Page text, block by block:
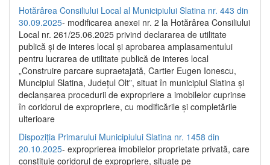
Hotărârea Consiliului Local al Municipiului Slatina nr. 443 din
30.09.2025- modificarea anexei nr. 2 la Hotărârea Consiliului
Local nr. 261/25.06.2025 privind declararea de utilitate
publică şi de interes local şi aprobarea amplasamentului
pentru lucrarea de utilitate publică de interes local
„Construire parcare supraetajată, Cartier Eugen Ionescu,
Muncipiul Slatina, Judeţul Olt”, situat în municipiul Slatina şi
declanşarea procedurii de expropriere a imobilelor cuprinse
în coridorul de expropriere, cu modificările şi completările
ulterioare
Dispoziția Primarului Municipiului Slatina nr. 1458 din
20.10.2025- exproprierea imobilelor proprietate privată, care
constituie coridorul de expropriere, situate pe